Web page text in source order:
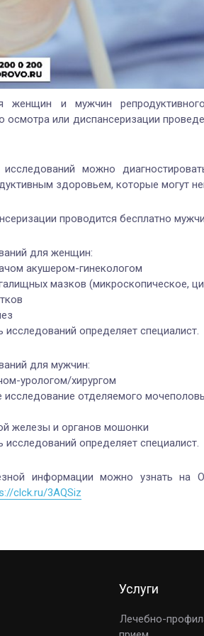
и мужчин
осмотра или диспансеризации
можно
здоровьем, которые могут
проводится бесплатно
для женщин:
акушером-гинекологом
мазков (микроскопическое,
исследований определяет специалист.
для мужчин:
урологом/хирургом
отделяемого
железы и органов мошонки
исследований определяет специалист.
информации можно узнать на
clck.ru/3AQSiz
Услуги
Лечебно-